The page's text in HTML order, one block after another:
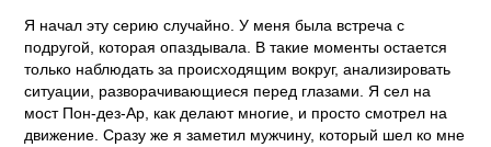
Я начал эту серию случайно. У меня была встреча с
подругой, которая опаздывала. В такие моменты остается
только наблюдать за происходящим вокруг, анализировать
ситуации, разворачивающиеся перед глазами. Я сел на
мост Пон-дез-Ар, как делают многие, и просто смотрел на
движение. Сразу же я заметил мужчину, который шел ко мне